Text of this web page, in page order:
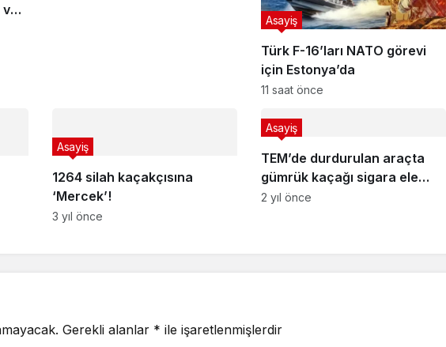
Türk F-16’ları NATO görevi
için Estonya’da
Asayiş
11 saat önce
1264 silah kaçakçısına
‘Mercek’!
Asayiş
3 yıl önce
TEM’de durdurulan araçta
gümrük kaçağı sigara ele
geçirildi
Asayiş
2 yıl önce
Gerekli alanlar * ile işaretlenmişlerdir